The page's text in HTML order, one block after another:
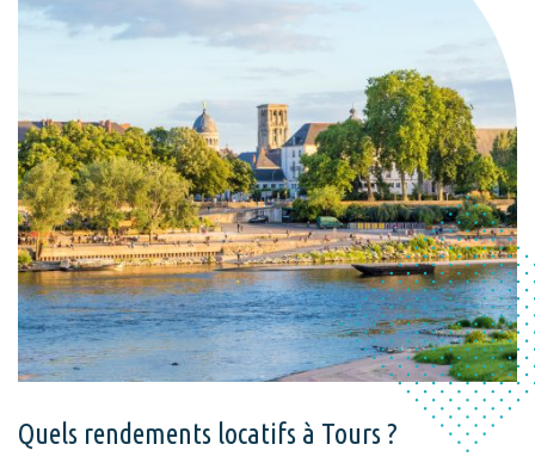
Quels rendements locatifs à Tours ?